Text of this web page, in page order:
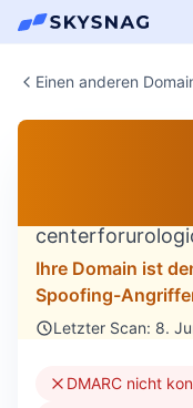
Einen anderen
Ihre Domain ist
Spoofing-
Letzter Scan: 8.
DMARC nicht